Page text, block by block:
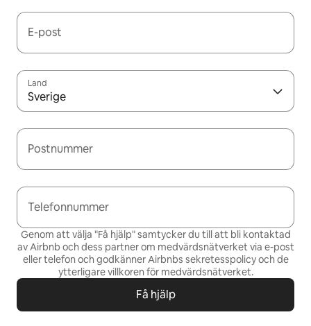
E-post
Land
Sverige
Postnummer
Telefonnummer
Genom att välja "Få hjälp" samtycker du till att bli kontaktad
av Airbnb och dess partner om medvärdsnätverket via e-post
eller telefon och godkänner Airbnbs sekretesspolicy och de
ytterligare villkoren för medvärdsnätverket.
Få hjälp